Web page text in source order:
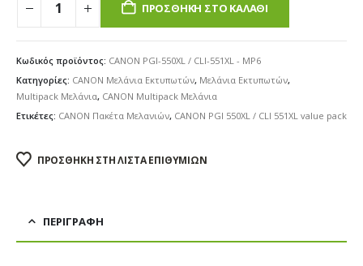
ΠΡΟΣΘΉΚΗ ΣΤΟ ΚΑΛΆΘΙ
Κωδικός προϊόντος: CANON PGI-550XL / CLI-551XL - MP6
Κατηγορίες: CANON Μελάνια Εκτυπωτών, Μελάνια Εκτυπωτών,
Multipack Μελάνια, CANON Multipack Μελάνια
Ετικέτες: CANON Πακέτα Μελανιών, CANON PGI 550XL / CLI 551XL value pack
ΠΡΟΣΘΉΚΗ ΣΤΗ ΛΊΣΤΑ ΕΠΙΘΥΜΙΏΝ
ΠΕΡΙΓΡΑΦΉ